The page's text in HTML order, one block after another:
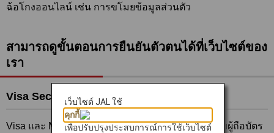
เว็บไซต์ JAL ใช้
คุกกี้
เพื่อปรับปรุงประสบการณ์การใช้เว็บไซต์
ฉ้อโกงออนไลน์ เช่น การขโมยข้อมูลส่วนตัว
สามารถดูขั้นตอนการยืนยันตัวตนได้ที่เว็บไซต์ของ
เรา
Visa Secure, Mastercard ID Check™
Visa และ MasterCard มีบริการยืนยันตัวตนให้สำหรับผู้ถือบัตร